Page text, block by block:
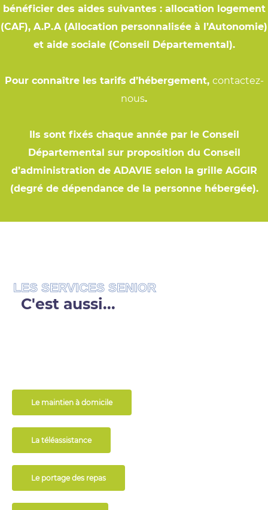
bénéficier des aides suivantes : allocation logement
(CAF), A.P.A (Allocation personnalisée à l’Autonomie)
et aide sociale (Conseil Départemental).
Pour connaître les tarifs d’hébergement, contactez-
nous.
Ils sont fixés chaque année par le Conseil
Départemental sur proposition du Conseil
d’administration de ADAVIE selon la grille AGGIR
(degré de dépendance de la personne hébergée).
LES SERVICES SENIOR
C'est aussi...
Le maintien à domicile
La téléassistance
Le portage des repas